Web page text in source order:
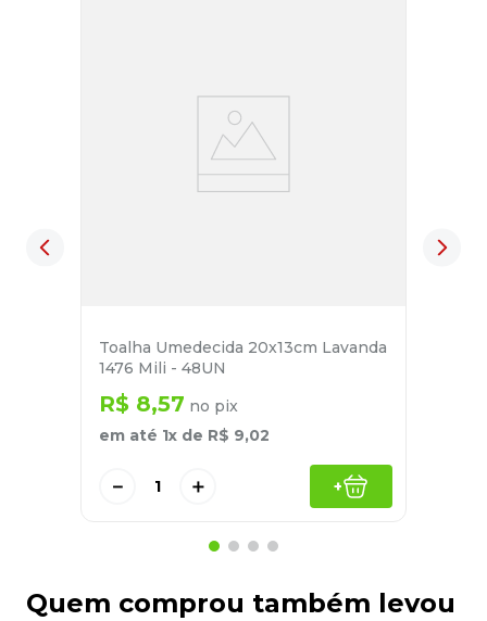
Toalha Umedecida 20x13cm Lavanda
1476 Mili - 48UN
R$ 8,57 no pix
em até 1x de R$ 9,02
＋
－ +
Quem comprou também levou